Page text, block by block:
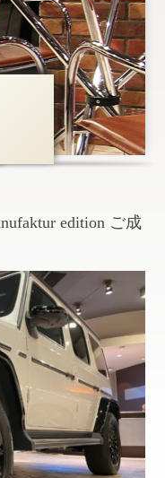
edition ご成